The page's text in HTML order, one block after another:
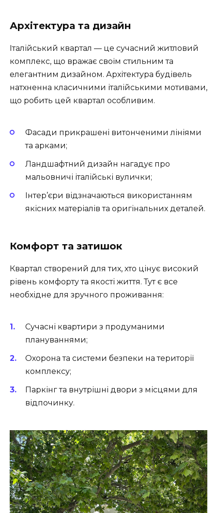
Архітектура та дизайн
Італійський квартал — це сучасний житловий
комплекс, що вражає своїм стильним та
елегантним дизайном. Архітектура будівель
натхненна класичними італійськими мотивами,
що робить цей квартал особливим.
Фасади прикрашені витонченими лініями
та арками;
Ландшафтний дизайн нагадує про
мальовничі італійські вулички;
Інтер’єри відзначаються використанням
якісних матеріалів та оригінальних деталей.
Комфорт та затишок
Квартал створений для тих, хто цінує високий
рівень комфорту та якості життя. Тут є все
необхідне для зручного проживання:
Сучасні квартири з продуманими
плануваннями;
Охорона та системи безпеки на території
комплексу;
Паркінг та внутрішні двори з місцями для
відпочинку.